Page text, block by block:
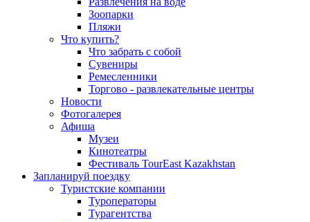
Зоопарки
Пляжи
Что купить?
Что забрать с собой
Сувениры
Ремесленники
Торгово - развлекательные центры
Новости
Фотогалерея
Афиша
Музеи
Кинотеатры
Фестиваль TourEast Kazakhstan
Запланируй поездку
Туристские компании
Туроператоры
Турагентства